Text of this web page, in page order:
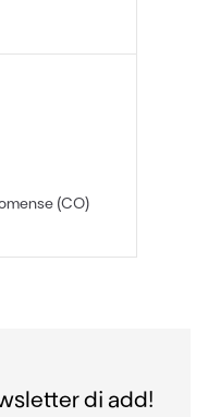
(CO)
di add!